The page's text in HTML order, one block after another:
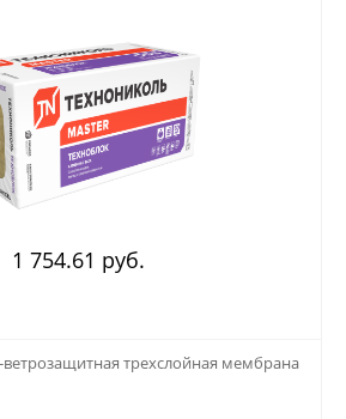
1 754.61 руб.
трехслойная мембрана